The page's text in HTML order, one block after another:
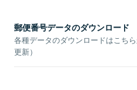
郵便番号データのダウンロード
各種データのダウンロードはこち
更新）